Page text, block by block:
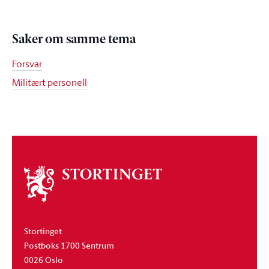
Saker om samme tema
Forsvar
Militært personell
Om
stortinget
Stortinget
Postboks 1700 Sentrum
0026 Oslo